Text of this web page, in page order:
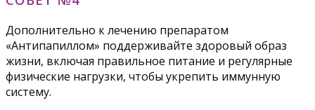
Дополнительно к лечению препаратом
«Антипапиллом» поддерживайте здоровый образ
жизни, включая правильное питание и регулярные
физические нагрузки, чтобы укрепить иммунную
систему.